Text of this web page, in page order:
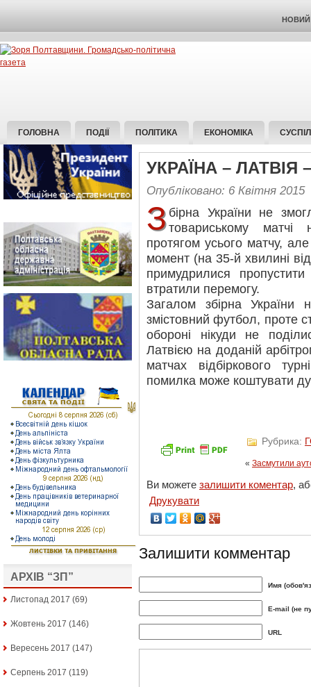
НОВИЙ
ГОЛОВНА ПОДІЇ ПОЛІТИКА ЕКОНОМІКА
АРХІВ “ЗП”
Листопад 2017 (69)
Жовтень 2017 (146)
Вересень 2017 (147)
Серпень 2017 (119)
УКРАЇНА – ЛАТВІЯ
Опубліковано: 6 Квітня 2015
З бірна України не
товариському матчі
протягом усього матчу,
момент (на 35-й хвилині
примудрилися
втратили перемогу.
Загалом збірна України
змістовний футбол, проте
обороні нікуди не
Латвією на доданій
матчах відбіркового
помилка може коштувати
Рубрика:
« Засмутили
Ви можете залишити коментар,
Друкувати
Залишити комментар
Имя
E-mail (не
URL